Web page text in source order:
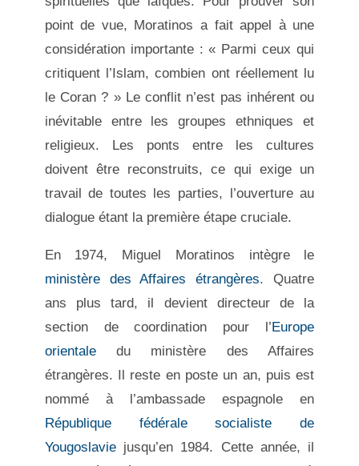
point de vue, Moratinos a fait appel à une
considération importante : « Parmi ceux qui
critiquent l’Islam, combien ont réellement lu
le Coran ? » Le conflit n’est pas inhérent ou
inévitable entre les groupes ethniques et
religieux. Les ponts entre les cultures
doivent être reconstruits, ce qui exige un
travail de toutes les parties, l’ouverture au
dialogue étant la première étape cruciale.
En 1974, Miguel Moratinos intègre le
ministère des Affaires étrangères. Quatre
ans plus tard, il devient directeur de la
section de coordination pour l’Europe
orientaledu ministère des Affaires
étrangères. Il reste en poste un an, puis est
nommé à l’ambassade espagnole en
République fédérale socialiste de
Yougoslaviejusqu’en 1984. Cette année, il